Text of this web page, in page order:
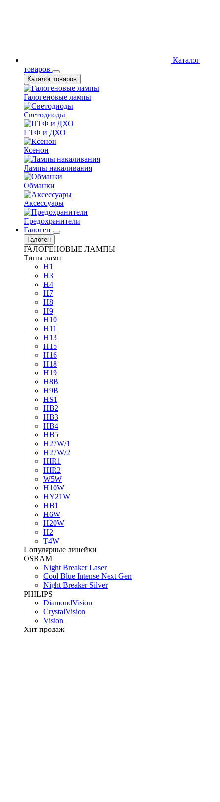
Каталог
товаров
Каталог товаров
Галогеновые лампы
Светодиоды
ПТФ и ДХО
Ксенон
Лампы накаливания
Обманки
Аксессуары
Предохранители
Галоген
Галоген
ГАЛОГЕНОВЫЕ ЛАМПЫ
Типы ламп
H1
H3
H4
H7
H8
H9
H10
H11
H13
H15
H16
H18
H19
H8B
H9B
HS1
HB2
HB3
HB4
HB5
H27W/1
H27W/2
HIR1
HIR2
W5W
H10W
HY21W
HB1
H6W
H20W
H2
T4W
Популярные линейки
OSRAM
Night Breaker Laser
Cool Blue Intense Next Gen
Night Breaker Silver
PHILIPS
DiamondVision
CrystalVision
Vision
Хит продаж